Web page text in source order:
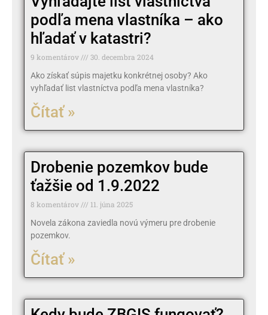
podľa mena vlastníka – ako
hľadať v katastri?
9 komentárov
30. decembra 2024
Ako získať súpis majetku konkrétnej osoby? Ako
vyhľadať list vlastníctva podľa mena vlastníka?
Čítať »
Drobenie pozemkov bude
ťažšie od 1.9.2022
8 komentárov
11. júna 2025
Novela zákona zaviedla novú výmeru pre drobenie
pozemkov.
Čítať »